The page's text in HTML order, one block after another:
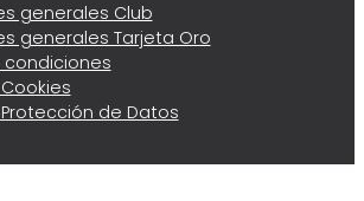
generales Club
generales Tarjeta Oro
condiciones
de Datos